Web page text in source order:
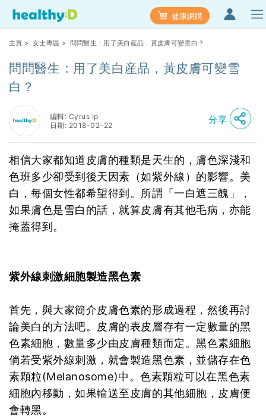
健康網購
主頁 > 女士專區 > 問問醫生：用了美白産品，黃皮膚可變雪白？
問問醫生：用了美白産品，黃皮膚可變雪
白？
編輯: Cyrus Ip
日期: 2018-02-22
分享
相信大家都知道皮膚的種類是天生的，膚色深淺和
色班多少卻受到後天因素（如紫外線）的影響。美
白，每個女性都希望得到。所謂「一白遮三醜」，
如果膚色是雪白的話，就算皮膚有其他毛病，亦能
掩蓋得到。
紫外線刺激細胞製造黑色素
首先，與大家簡介皮膚色素的形成過程，然後再討
論美白的方法吧。皮膚的表皮層存有一定數量的黑
色素細胞，數量多少由皮膚種類而定。黑色素細胞
倘若受紫外線刺激，就會製造黑色素，並儲存在色
素顆粒(Melanosome)中。色素顆粒可以在黑色素
細胞內移動，如果輸送至皮膚的其他細胞，皮膚便
會轉黑。